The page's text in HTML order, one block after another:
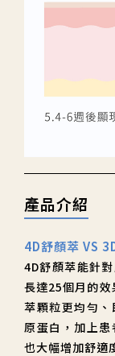
產品介紹
4D舒顏萃 VS
4D舒顏萃能針
長達25個月的效
萃顆粒更均勻
原蛋白，加上
也大幅增加舒適